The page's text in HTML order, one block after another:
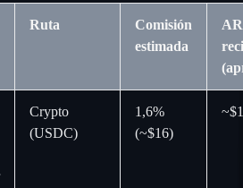
Ruta
Comisión
estimada
Crypto
(USDC)
1,6%
(~$16)